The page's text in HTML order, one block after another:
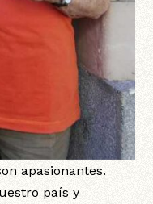
apasionantes.
país y